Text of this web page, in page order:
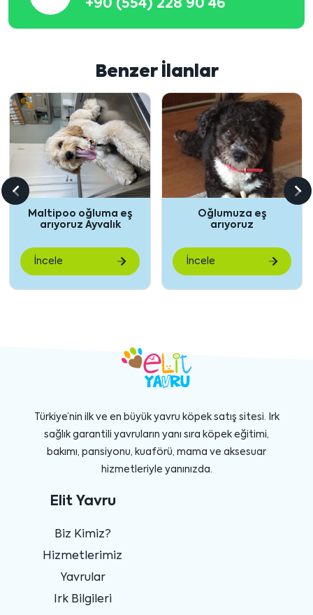
+90 (554) 228 90 46
Benzer İlanlar
oğluma eş
Ayvalık
Oğlumuza eş
Önceki
içeriği
Türkiye’nin ilk ve en büyük yavru köpek satış sitesi. Irk
sağlık garantili yavruların yanı sıra köpek eğitimi,
bakımı, pansiyonu, kuaförü, mama ve aksesuar
hizmetleriyle yanınızda.
Elit Yavru
Biz Kimiz?
Hizmetlerimiz
Yavrular
Irk Bilgileri